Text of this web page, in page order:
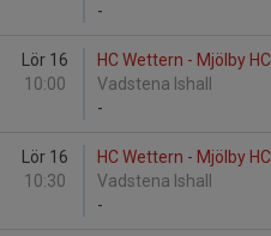
-
Lör 16
10:00
HC Wettern - Mjölby HC
Vadstena Ishall
-
Lör 16
10:30
HC Wettern - Mjölby HC
Vadstena Ishall
-